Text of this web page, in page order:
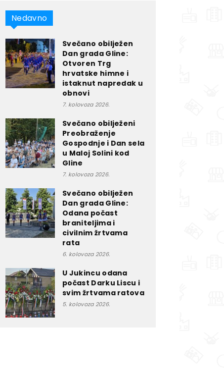
Nedavno
Svečano obilježen
Dan grada Gline:
Otvoren Trg
hrvatske himne i
istaknut napredak u
obnovi
7. kolovoza 2026.
Svečano obilježeni
Preobraženje
Gospodnje i Dan sela
u Maloj Solini kod
Gline
7. kolovoza 2026.
Svečano obilježen
Dan grada Gline:
Odana počast
braniteljima i
civilnim žrtvama
rata
6. kolovoza 2026.
U Jukincu odana
počast Darku Liscu i
svim žrtvama ratova
5. kolovoza 2026.